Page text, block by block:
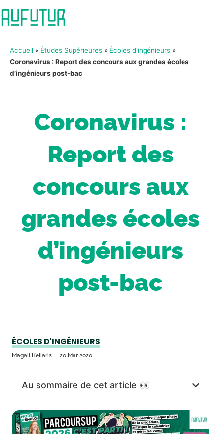
Accueil » Études Supérieures » Écoles d'ingénieurs »
Coronavirus : Report des concours aux grandes écoles
d’ingénieurs post-bac
Coronavirus :
Report des
concours aux
grandes écoles
d’ingénieurs
post-bac
ÉCOLES D'INGÉNIEURS
Magali Kellaris 20 Mar 2020
Au sommaire de cet article 👀